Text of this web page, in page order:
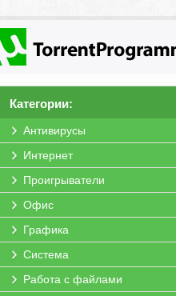
Категории:
Антивирусы
Интернет
Проигрыватели
Офис
Графика
Система
Работа с файлами